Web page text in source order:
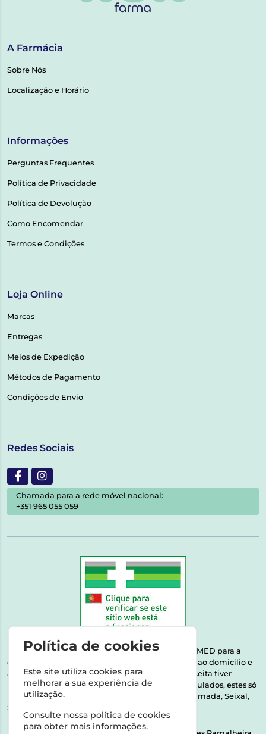
A Farmácia
Sobre Nós
Localização e Horário
Informações
Perguntas Frequentes
Política de Privacidade
Política de Devolução
Como Encomendar
Termos e Condições
Loja Online
Marcas
Entregas
Meios de Expedição
Métodos de Pagamento
Condições de Envio
Redes Sociais
Chamada para a rede móvel nacional:
+351 965 055 059
Esta farmácia encontra-se autorizada pelo INFARMED para a
dispensa de medicamentos e produtos de saúde ao domicílio e
através da internet. Medicamentos | Se na sua receita tiver
MSRM, MNSRM, MSRMV ou Medicamentos Manipulados, estes só
podem ser entregues nos seguintes concelhos: Almada, Seixal,
Sesimbra, Oeiras e Lisboa.
Política de cookies
Este site utiliza cookies para
melhorar a sua experiência de
utilização.
Consulte nossa política de cookies
para obter mais informações.